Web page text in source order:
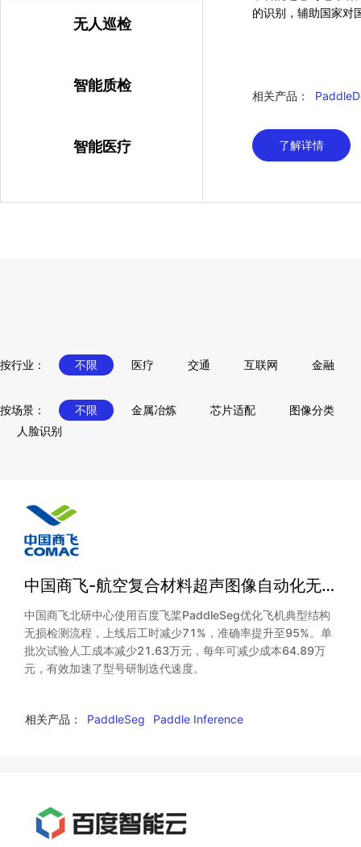
无人巡检
智能质检
智能医疗
的识别，辅助国家对
相关产品：
了解详情
按行业： 不限 医疗 交通 互联网 金融
按场景： 不限 金属冶炼 芯片适配
图像分类
人脸识别
中国商飞-航空复合材料超声图像自动化无损检测
中国商飞北研中心使用百度飞桨PaddleSeg优化飞机典型结构
无损检测流程，上线后工时减少71%，准确率提升至95%。单
批次试验人工成本减少21.63万元，每年可减少成本64.89万
元，有效加速了型号研制迭代速度。
相关产品： PaddleSeg Paddle Inference